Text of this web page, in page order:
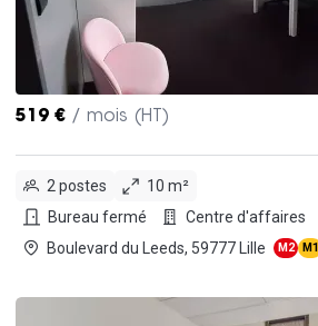
519 € / mois (HT)
2 postes
10 m²
Bureau fermé
Centre d'affaires
Boulevard du Leeds, 59777 Lille
M2 M1